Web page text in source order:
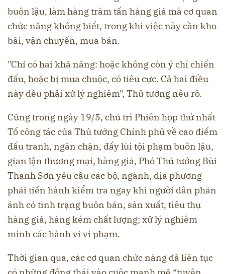
buôn lậu, làm hàng trăm tấn hàng giả mà cơ quan
chức năng không biết, trong khi việc này cần kho
bãi, vận chuyển, mua bán.
"Chỉ có hai khả năng: hoặc không còn ý chí chiến
đấu, hoặc bị mua chuộc, có tiêu cực. Cả hai điều
này đều phải xử lý nghiêm", Thủ tướng nêu rõ.
Cũng trong ngày 19/5, chủ trì Phiên họp thứ nhất
Tổ công tác của Thủ tướng Chính phủ về cao điểm
đấu tranh, ngăn chặn, đẩy lùi tội phạm buôn lậu,
gian lận thương mại, hàng giả, Phó Thủ tướng Bùi
Thanh Sơn yêu cầu các bộ, ngành, địa phương
phải tiến hành kiểm tra ngay khi người dân phản
ánh có tình trạng buôn bán, sản xuất, tiêu thụ
hàng giả, hàng kém chất lượng; xử lý nghiêm
minh các hành vi vi phạm.
Thời gian qua, các cơ quan chức năng đã liên tục